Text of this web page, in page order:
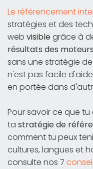
Le référencement
stratégies et des
web visiblegrâce à
résultats des
sans une stratégie
n'est pas facile
en portée dans
Pour savoir ce que
ta stratégie de
comment tu peux
cultures, langues et
consulte nos 7